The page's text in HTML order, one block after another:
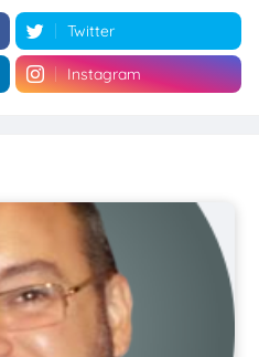
Twitter
Instagram